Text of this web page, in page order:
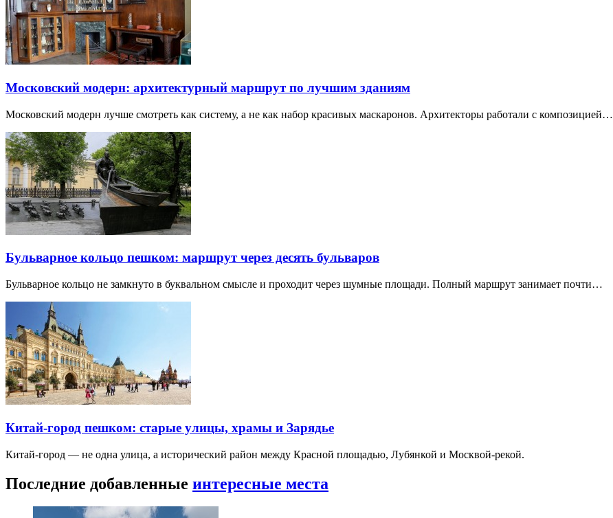
Московский модерн: архитектурный маршрут по лучшим зданиям
Московский модерн лучше смотреть как систему, а не как набор красивых маскаронов. Архитекторы работали с композицией…
Бульварное кольцо пешком: маршрут через десять бульваров
Бульварное кольцо не замкнуто в буквальном смысле и проходит через шумные площади. Полный маршрут занимает почти…
Китай-город пешком: старые улицы, храмы и Зарядье
Китай-город — не одна улица, а исторический район между Красной площадью, Лубянкой и Москвой-рекой.
Последние добавленные интересные места